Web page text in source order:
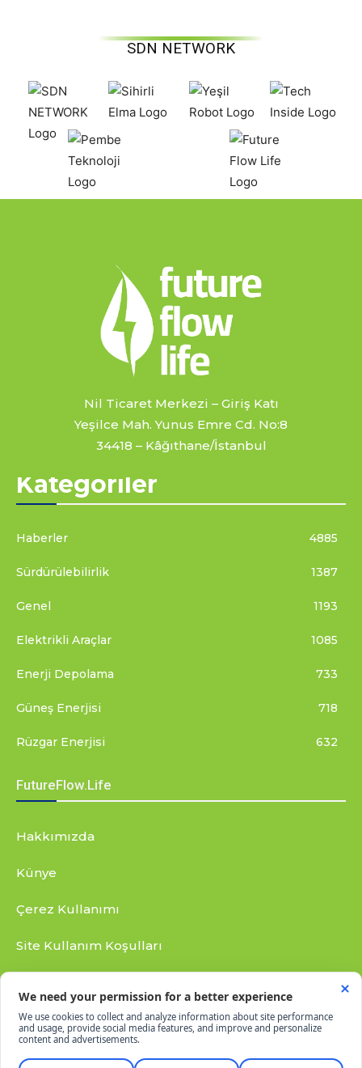
SDN NETWORK
Nil Ticaret Merkezi – Giriş Katı
Yeşilce Mah. Yunus Emre Cd. No:8
34418 – Kâğıthane/İstanbul
Kategoriler
Haberler 4885
Sürdürülebilirlik 1387
Genel 1193
Elektrikli Araçlar 1085
Enerji Depolama 733
Güneş Enerjisi 718
Rüzgar Enerjisi 632
FutureFlow.Life
Hakkımızda
Künye
Çerez Kullanımı
Site Kullanım Koşulları
RSS